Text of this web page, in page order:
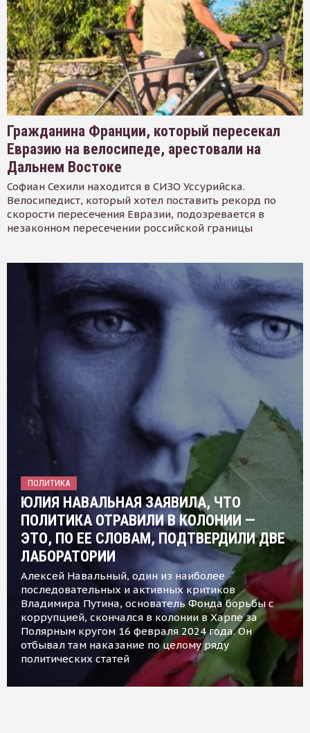
Гражданина Франции, который пересекал
Евразию на велосипеде, арестовали на
Дальнем Востоке
Софиан Сехили находится в СИЗО Уссурийска.
Велосипедист, который хотел поставить рекорд по
скорости пересечения Евразии, подозревается в
незаконном пересечении российской границы
ПОЛИТИКА
ЮЛИЯ НАВАЛЬНАЯ ЗАЯВИЛА, ЧТО
ПОЛИТИКА ОТРАВИЛИ В КОЛОНИИ —
ЭТО, ПО ЕЕ СЛОВАМ, ПОДТВЕРДИЛИ ДВЕ
ЛАБОРАТОРИИ
Алексей Навальный, один из наиболее
последовательных и активных критиков
Владимира Путина, основатель Фонда борьбы с
коррупцией, скончался в колонии в Харпе за
Полярным кругом 16 февраля 2024 года. Он
отбывал там наказание по целому ряду
политических статей